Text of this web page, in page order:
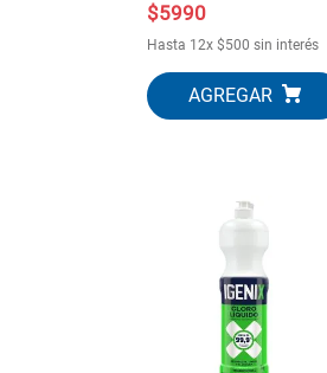
$5990
Hasta 12x$500 sin interés